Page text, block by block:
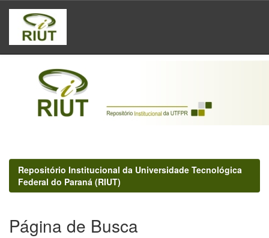
Skip
navigation
Repositório Institucional da Universidade Tecnológica
Federal do Paraná (RIUT)
Página de Busca